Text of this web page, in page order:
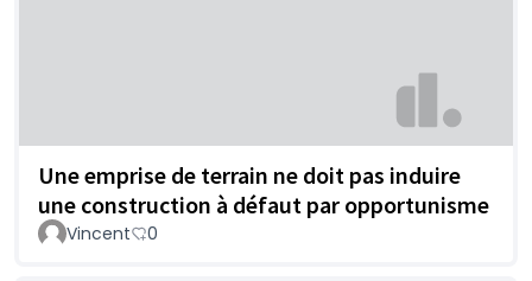
Une emprise de terrain ne doit pas induire
une construction à défaut par opportunisme
Vincent 0